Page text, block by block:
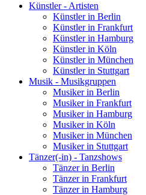
Künstler - Artisten
Künstler in Berlin
Künstler in Frankfurt
Künstler in Hamburg
Künstler in Köln
Künstler in München
Künstler in Stuttgart
Musik - Musikgruppen
Musiker in Berlin
Musiker in Frankfurt
Musiker in Hamburg
Musiker in Köln
Musiker in München
Musiker in Stuttgart
Tänzer(-in) - Tanzshows
Tänzer in Berlin
Tänzer in Frankfurt
Tänzer in Hamburg